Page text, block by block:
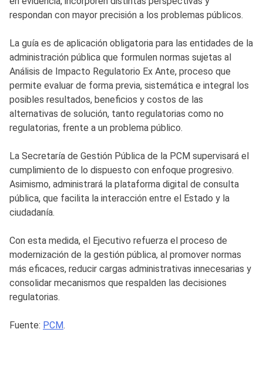
respondan con mayor precisión a los problemas públicos.
La guía es de aplicación obligatoria para las entidades de la
administración pública que formulen normas sujetas al
Análisis de Impacto Regulatorio Ex Ante, proceso que
permite evaluar de forma previa, sistemática e integral los
posibles resultados, beneficios y costos de las
alternativas de solución, tanto regulatorias como no
regulatorias, frente a un problema público.
La Secretaría de Gestión Pública de la PCM supervisará el
cumplimiento de lo dispuesto con enfoque progresivo.
Asimismo, administrará la plataforma digital de consulta
pública, que facilita la interacción entre el Estado y la
ciudadanía.
Con esta medida, el Ejecutivo refuerza el proceso de
modernización de la gestión pública, al promover normas
más eficaces, reducir cargas administrativas innecesarias y
consolidar mecanismos que respalden las decisiones
regulatorias.
Fuente: PCM.